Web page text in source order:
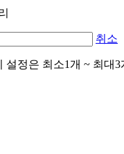
취소
설정은 최소1개 ~ 최대3